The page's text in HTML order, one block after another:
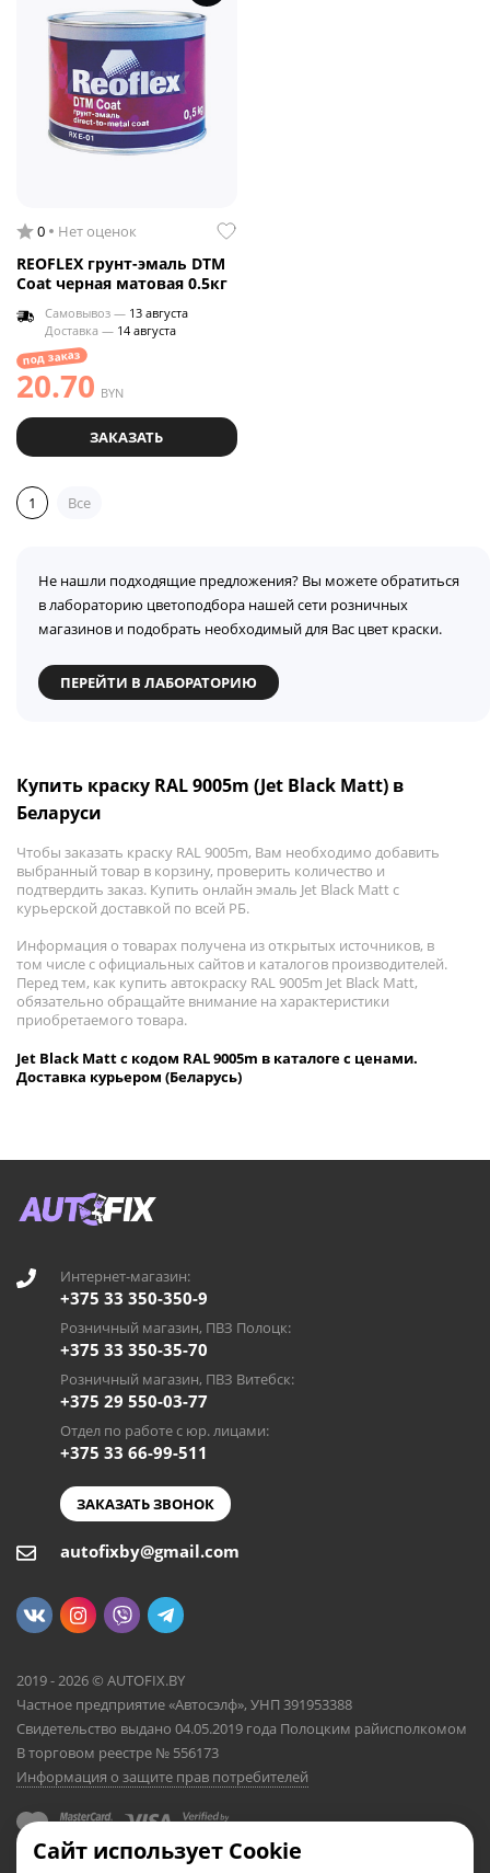
0 Нет оценок
REOFLEX грунт-эмаль DTM
Coat черная матовая 0.5кг
Самовывоз — 13 августа
Доставка — 14 августа
под заказ
20.70 BYN
ЗАКАЗАТЬ
1 Все
Не нашли подходящие предложения? Вы можете обратиться
в лабораторию цветоподбора нашей сети розничных
магазинов и подобрать необходимый для Вас цвет краски.
ПЕРЕЙТИ В ЛАБОРАТОРИЮ
Купить краску RAL 9005m (Jet Black Matt) в
Беларуси
Чтобы заказать краску RAL 9005m, Вам необходимо добавить
выбранный товар в корзину, проверить количество и
подтвердить заказ. Купить онлайн эмаль Jet Black Matt с
курьерской доставкой по всей РБ.
Информация о товарах получена из открытых источников, в
том числе с официальных сайтов и каталогов производителей.
Перед тем, как купить автокраску RAL 9005m Jet Black Matt,
обязательно обращайте внимание на характеристики
приобретаемого товара.
Jet Black Matt с кодом RAL 9005m в каталоге с ценами.
Доставка курьером (Беларусь)
Интернет-магазин:
+375 33 350-350-9
Розничный магазин, ПВЗ Полоцк:
+375 33 350-35-70
Розничный магазин, ПВЗ Витебск:
+375 29 550-03-77
Отдел по работе с юр. лицами:
+375 33 66-99-511
ЗАКАЗАТЬ ЗВОНОК
autofixby@gmail.com
2019 - 2026 © AUTOFIX.BY
Частное предприятие «Автосэлф», УНП 391953388
Свидетельство выдано 04.05.2019 года Полоцким райисполкомом
В торговом реестре № 556173
Информация о защите прав потребителей
Сайт использует Cookie